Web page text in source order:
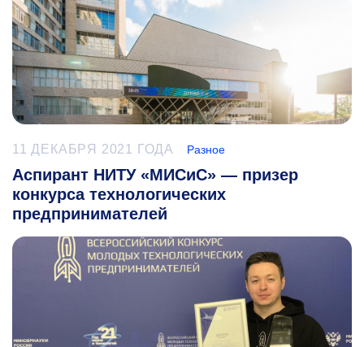
11 ДЕКАБРЯ 2021 ГОДА Разное
Аспирант НИТУ «МИСиС» — призер
конкурса технологических
предпринимателей